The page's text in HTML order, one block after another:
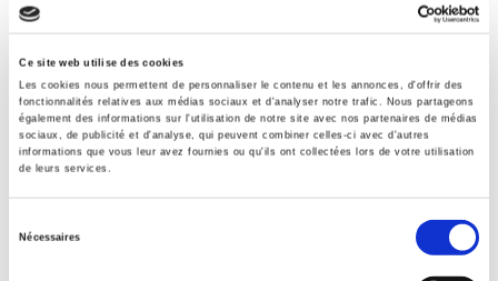
Ce site web utilise des cookies
Les cookies nous permettent de personnaliser le contenu et les annonces, d'offrir des
fonctionnalités relatives aux médias sociaux et d'analyser notre trafic. Nous partageons
également des informations sur l'utilisation de notre site avec nos partenaires de médias
sociaux, de publicité et d'analyse, qui peuvent combiner celles-ci avec d'autres
informations que vous leur avez fournies ou qu'ils ont collectées lors de votre utilisation
de leurs services.
Nécessaires
Auteur
Dina Ionesco,Daria Mokhnacheva,François Gemenne
Collection
Atlas
Langue
français
Géopolitique